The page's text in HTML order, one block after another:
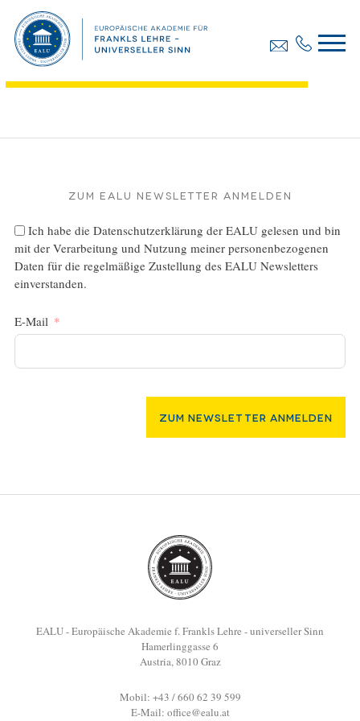
Anmeldeformular
Dateigröße:
Zum EALU Newsletter anmelden
Ich habe die Datenschutzerklärung der EALU gelesen und bin
mit der Verarbeitung und Nutzung meiner personenbezogenen
Daten für die regelmäßige Zustellung des EALU Newsletters
einverstanden.
E-Mail
Zum Newsletter Anmelden
EALU - Europäische Akademie f. Frankls Lehre - universeller Sinn
Hamerlinggasse 6
Austria, 8010 Graz
Mobil: +43 / 660 62 39 599
E-Mail: office@ealu.at